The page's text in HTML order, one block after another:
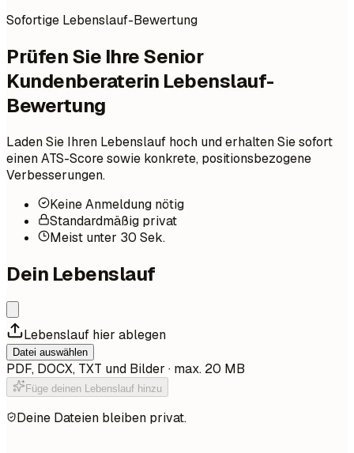
Sofortige Lebenslauf-Bewertung
Prüfen Sie Ihre Senior
Kundenberaterin Lebenslauf-
Bewertung
Laden Sie Ihren Lebenslauf hoch und erhalten Sie sofort
einen ATS-Score sowie konkrete, positionsbezogene
Verbesserungen.
Keine Anmeldung nötig
Standardmäßig privat
Meist unter 30 Sek.
Dein Lebenslauf
Lebenslauf hier ablegen
Datei auswählen
PDF, DOCX, TXT und Bilder · max. 20 MB
Füge deinen Lebenslauf hinzu
Deine Dateien bleiben privat.